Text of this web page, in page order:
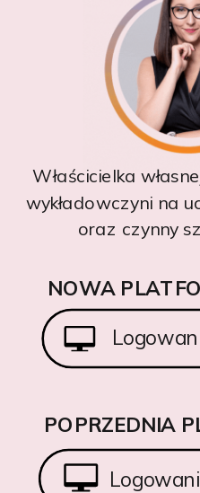
Właścicielka
wykładowczyni na
oraz czynny
NOWA
POPRZEDNIA